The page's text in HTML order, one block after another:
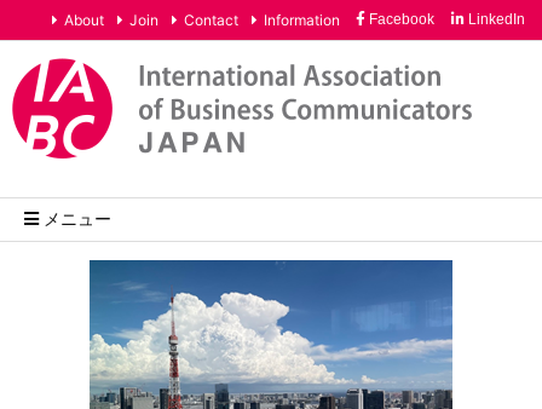
メニュー
About Join Contact Information Facebook LinkedIn